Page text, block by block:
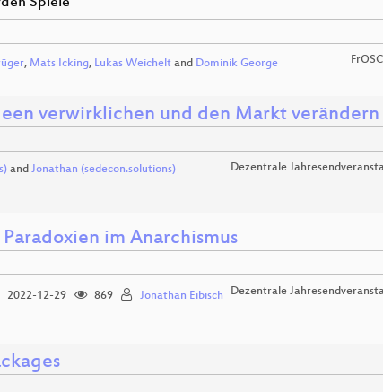
, Mats Icking, Lukas Weicheltand Dominik George
verwirklichen und den Markt verändern
and Jonathan (sedecon.solutions) Dezentrale
im Anarchismus
2022-12-29 869 Jonathan Eibisch Dezentrale